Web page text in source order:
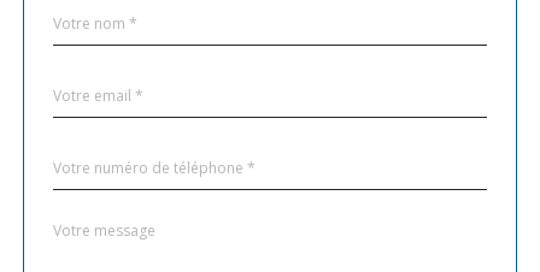
par
*
*
*
Fieldset
Message
*